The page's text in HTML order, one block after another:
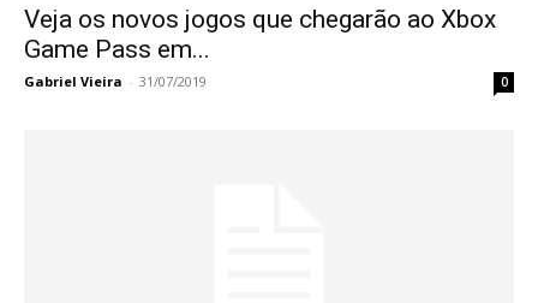
Veja os novos jogos que chegarão ao Xbox
Game Pass em...
Gabriel Vieira - 31/07/2019 0